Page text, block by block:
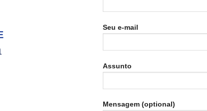
Seu e-mail
Assunto
Mensagem (optional)